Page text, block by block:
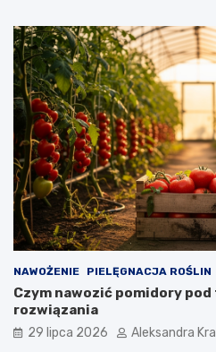
NAWOŻENIE PIELĘGNACJA ROŚLIN
Czym nawozić pomidory
rozwiązania
29 lipca 2026 Aleksandra